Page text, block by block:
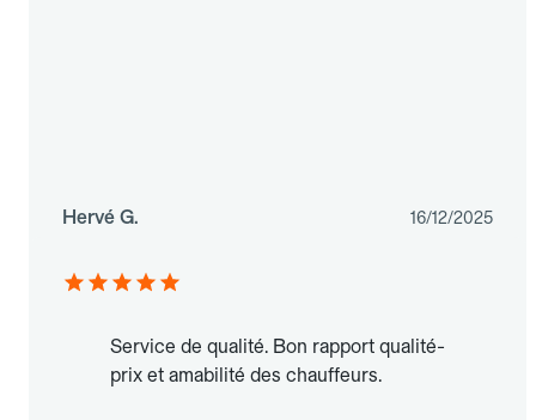
Hervé G. 16/12/2025
Service de qualité. Bon rapport qualité-
prix et amabilité des chauffeurs.